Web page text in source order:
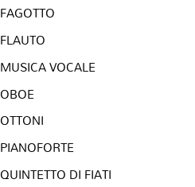
FAGOTTO
FLAUTO
MUSICA VOCALE
OBOE
OTTONI
PIANOFORTE
QUINTETTO DI FIATI